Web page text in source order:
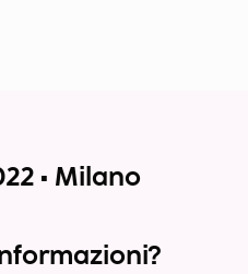
• Milano